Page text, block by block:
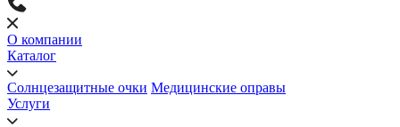
О компании
Каталог
Солнцезащитные очки Медицинские оправы
Услуги